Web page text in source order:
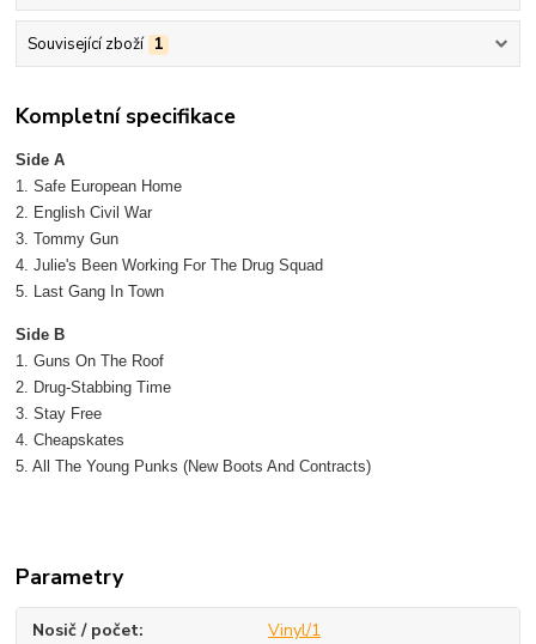
Související zboží 1
Kompletní specifikace
Side A
1. Safe European Home
2. English Civil War
3. Tommy Gun
4. Julie's Been Working For The Drug Squad
5. Last Gang In Town
Side B
1. Guns On The Roof
2. Drug-Stabbing Time
3. Stay Free
4. Cheapskates
5. All The Young Punks (New Boots And Contracts)
Parametry
Nosič / počet Vinyl/1